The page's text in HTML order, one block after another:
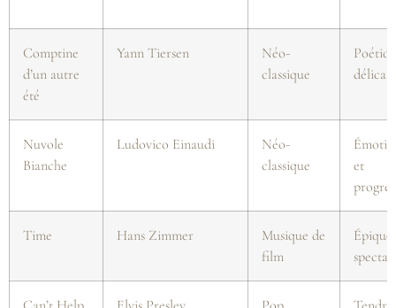
Comptine
d’un autre
été
Yann Tiersen
Néo-
classique
délicate
Nuvole
Bianche
Ludovico Einaudi
Néo-
classique
et
Time Hans Zimmer
Musique de
film
Épique